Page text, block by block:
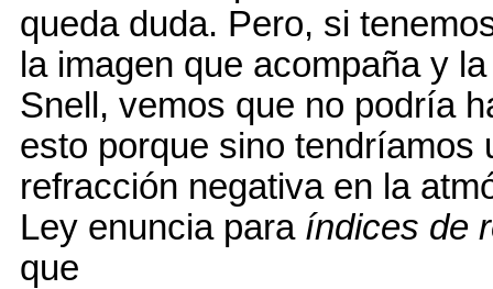
queda duda. Pero, si
la imagen que acompaña y
Snell, vemos que no podría
esto porque sino tendríamos
refracción negativa en la
Ley enuncia para índices de
que